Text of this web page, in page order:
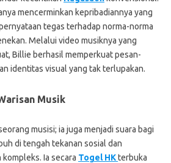
mencerminkan kepribadiannya yang
tegas terhadap norma-norma
Melalui video musiknya yang
Billie berhasil memperkuat pesan-
identitas visual yang tak terlupakan.
Musik
musisi; ia juga menjadi suara bagi
di tengah tekanan sosial dan
Ia secara Togel HKterbuka